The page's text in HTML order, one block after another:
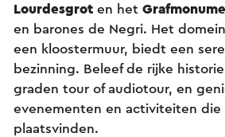
Lourdesgrot en het
en barones de Negri. Het
een kloostermuur, biedt een
bezinning. Beleef de rijke
graden tour of audiotour, en
evenementen en activiteiten die
plaatsvinden.